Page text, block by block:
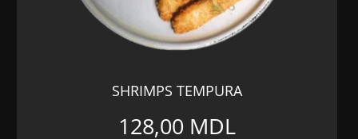
SHRIMPS TEMPURA
128,00 MDL